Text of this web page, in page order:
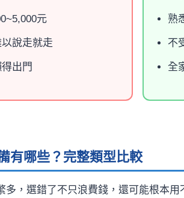
元
說走就走
出門
熟
不
全
有哪些？完整類型比較
多，選錯了不只浪費錢，還可能根本